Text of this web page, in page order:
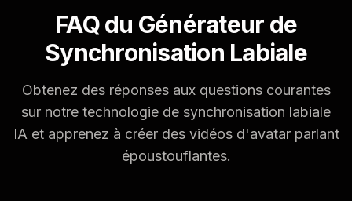
FAQ du Générateur de
Synchronisation Labiale
Obtenez des réponses aux questions courantes
sur notre technologie de synchronisation labiale
IA et apprenez à créer des vidéos d'avatar parlant
époustouflantes.